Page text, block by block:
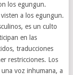
los egungun.
a los egungun.
es un culto
en las
traducciones
restricciones. Los
voz inhumana, a